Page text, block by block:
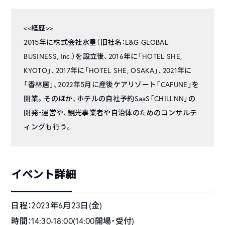
<<経歴>>
2015年に株式会社水星（旧社名：L&G GLOBAL
BUSINESS, Inc.）を設立後、2016年に「HOTEL SHE,
KYOTO」、2017年に「HOTEL SHE, OSAKA」、2021年に
「香林居」、2022年5月に産後ケアリゾート「CAFUNE」を
開業。そのほか、ホテルの自社予約SaaS「CHILLNN」の
開発・運営や、観光事業者や自治体のためのコンサルテ
ィングも行う。
イベント詳細
日程：2023年6月23日(金)
時間：14:30-18:00(14:00開場・受付)